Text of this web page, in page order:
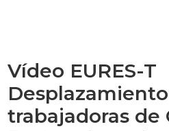
Vídeo EURES-T
trabajadoras de